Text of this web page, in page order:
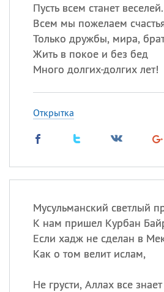
Пусть всем станет веселей.
Всем мы пожелаем
Только дружбы, мира,
Жить в покое и без бед
Много долгих-долгих лет!
Открытка
Мусульманский светлый
К нам пришел Курбан
Если хадж не сделан в
Как о том велит ислам,
Не грусти, Аллах все знает